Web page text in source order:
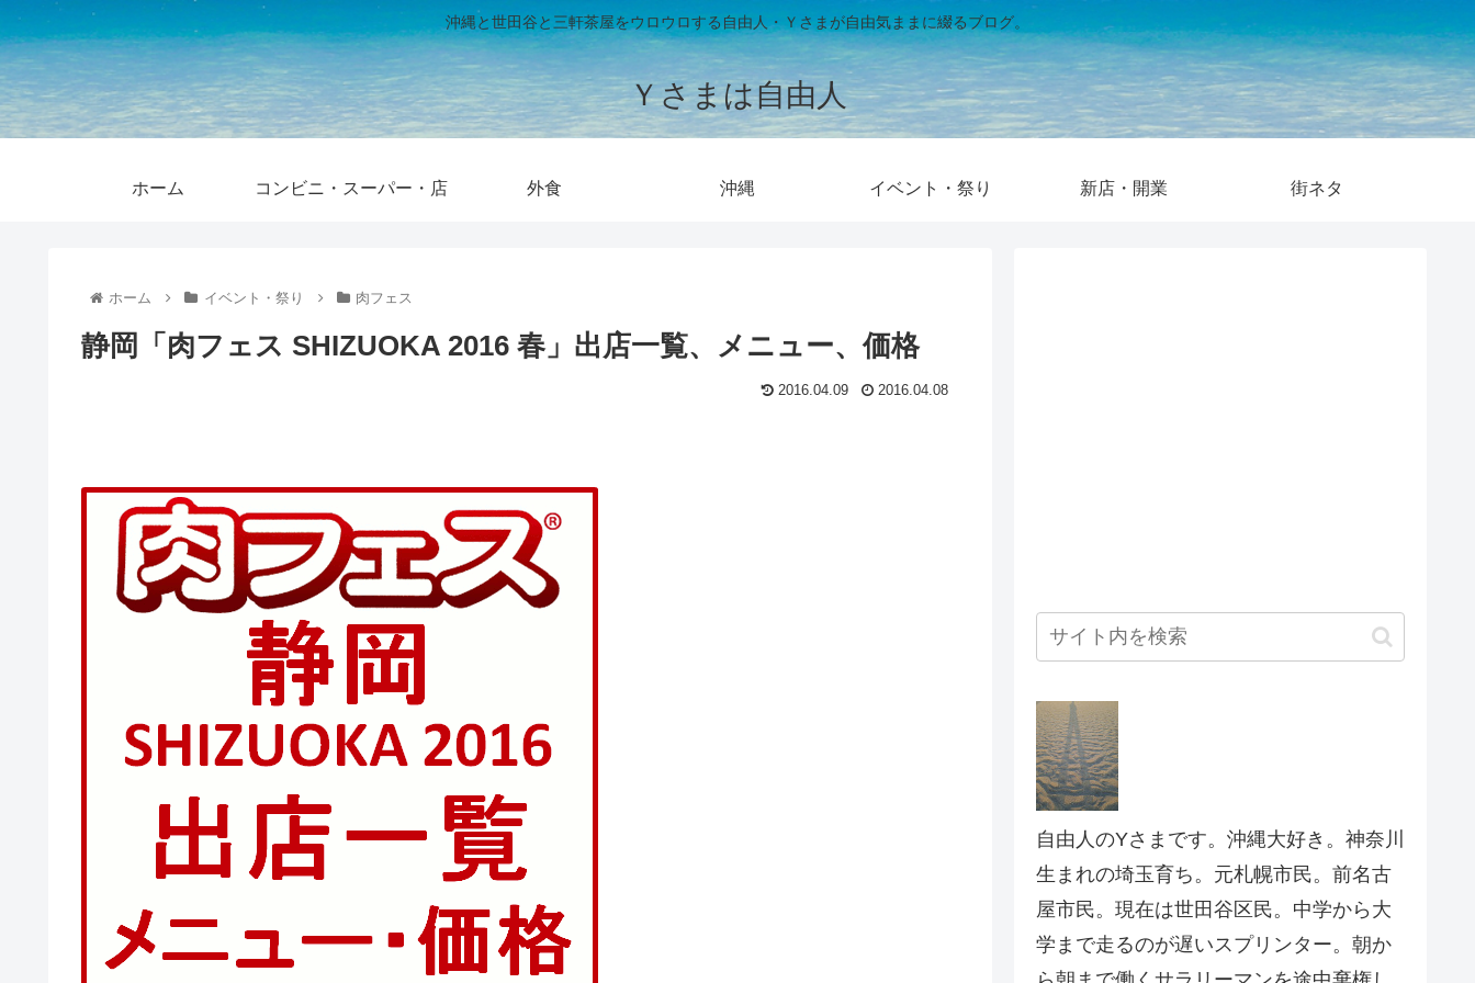
沖縄と世田谷と三軒茶屋をウロウロする自由人・Ｙさまが自由気ままに綴るブログ。
Ｙさまは自由人
ホーム コンビニ・スーパー・店 外食 沖縄 イベント・祭り 新店・開業 街ネタ
ホーム イベント・祭り 肉フェス
静岡「肉フェス SHIZUOKA 2016 春」出店一覧、メニュー、価格
2016.04.09 2016.04.08
自由人のYさまです。沖縄大好き。神奈川
生まれの埼玉育ち。元札幌市民。前名古
屋市民。現在は世田谷区民。中学から大
学まで走るのが遅いスプリンター。朝か